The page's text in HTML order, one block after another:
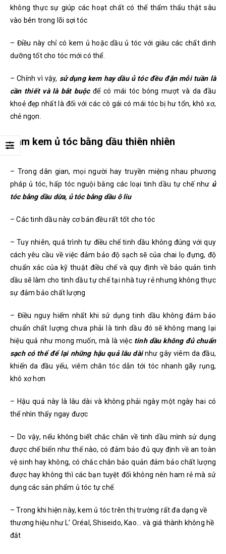
không thực sự giúp các hoạt chất có thể thẩm thấu thật sâu
vào bên trong lõi sợi tóc
– Điều này chỉ có kem ủ hoặc dầu ủ tóc với giàu các chất dinh
dưỡng tốt cho tóc mới có thể.
– Chính vì vậy, sử dụng kem hay dầu ủ tóc đều đặn mỗi tuần là
cần thiết và là bắt buộcđể có mái tóc bóng mượt và da đầu
khoẻ đẹp nhất là đối với các cô gái có mái tóc bị hư tổn, khô xơ,
chẻ ngọn.
Làm kem ủ tóc bằng dầu thiên nhiên
– Trong dân gian, mọi người hay truyền miệng nhau phương
pháp ủ tóc, hấp tóc nguội bằng các loại tinh dầu tự chế như ủ
tóc bằng dầu dừa, ủ tóc bằng dầu ô liu
– Các tinh dầu này cơ bản đều rất tốt cho tóc
– Tuy nhiên, quá trình tự điều chế tinh dầu không đúng với quy
cách yêu cầu về việc đảm bảo độ sạch sẽ của chai lọ đựng, độ
chuẩn xác của kỹ thuật điều chế và quy định về bảo quản tinh
dầu sẽ làm cho tinh dầu tự chế tại nhà tuy rẻ nhưng không thực
sự đảm bảo chất lượng
– Điều nguy hiểm nhất khi sử dụng tinh dầu không đảm bảo
chuẩn chất lượng chưa phải là tinh dầu đó sẽ không mang lại
hiệu quả như mong muốn, mà là việctinh dầu không đủ chuẩn
sạch có thể để lại những hậu quả lâu dàinhư gây viêm da đầu,
khiến da đầu yếu, viêm chân tóc dẫn tới tóc nhanh gãy rụng,
khô xơ hơn
– Hậu quả này là lâu dài và không phải ngày một ngày hai có
thể nhìn thấy ngay được
– Do vậy, nếu không biết chắc chắn về tinh dầu mình sử dụng
được chế biến như thế nào, có đảm bảo đủ quy định về an toàn
vệ sinh hay không, có chắc chắn bảo quản đảm bảo chất lượng
được hay không thì các bạn tuyệt đối không nên ham rẻ mà sử
dụng các sản phẩm ủ tóc tự chế.
– Trong khi hiện này, kem ủ tóc trên thị trường rất đa dạng về
thương hiệu như L’ Oréal, Shiseido, Kao… và giá thành không hề
đắt